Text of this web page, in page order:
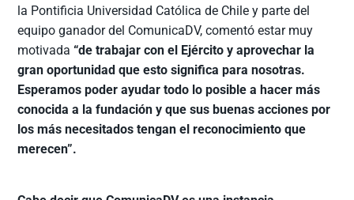
la Pontificia Universidad Católica de Chile y parte del
equipo ganador del ComunicaDV, comentó estar muy
motivada“de trabajar con el Ejército y aprovechar la
gran oportunidad que esto significa para nosotras.
Esperamos poder ayudar todo lo posible a hacer más
conocida a la fundación y que sus buenas acciones por
los más necesitados tengan el reconocimiento que
merecen”.